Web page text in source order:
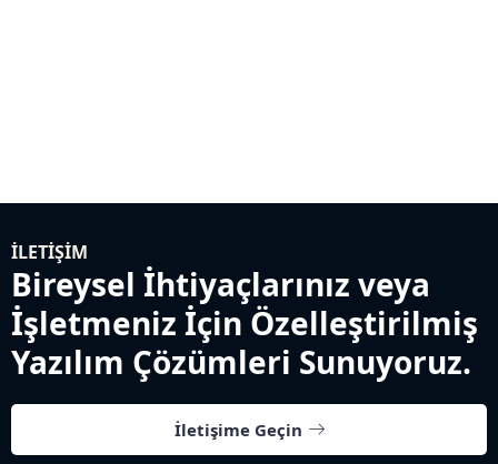
İLETIŞIM
Bireysel İhtiyaçlarınız veya
İşletmeniz İçin Özelleştirilmiş
Yazılım Çözümleri Sunuyoruz.
İletişime Geçin